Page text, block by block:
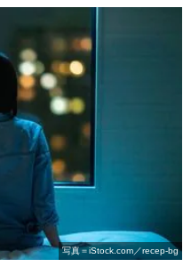
写真＝iStock.com／recep-bg